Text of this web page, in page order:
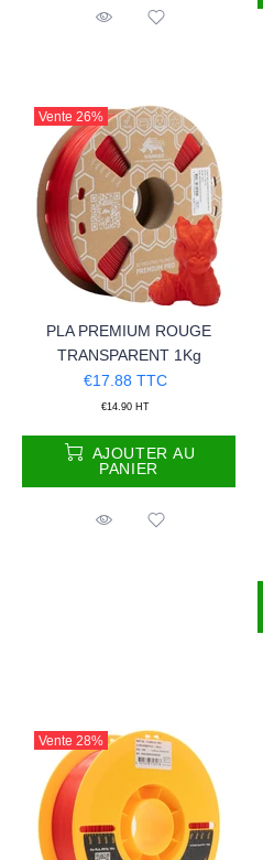
Vente 26%
PLA PREMIUM ROUGE
TRANSPARENT 1Kg
€17.88 TTC
€14.90 HT
AJOUTER AU
PANIER
Vente 28%